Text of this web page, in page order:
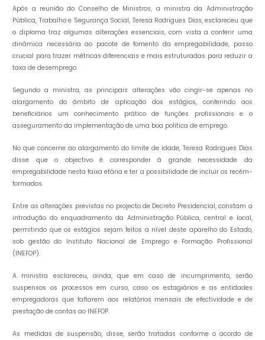
Após a reunião do Conselho de Ministros, a ministra da Administração
Pública, Trabalho e Segurança Social, Teresa Rodrigues Dias, esclareceu que
o diploma traz algumas alterações essenciais, com vista a conferir uma
dinâmica necessária ao pacote de fomento da empregabilidade, passo
crucial para trazer métricas diferenciais e mais estruturadas para reduzir a
taxa de desemprego.
Segundo a ministra, as principais alterações vão cingir-se apenas no
alargamento do âmbito de aplicação dos estágios, conferindo aos
beneficiários um conhecimento prático de funções profissionais e o
asseguramento da implementação de uma boa política de emprego.
No que concerne ao alargamento do limite de idade, Teresa Rodrigues Dias
disse que o objectivo é corresponder à grande necessidade da
empregabilidade nesta faixa etária e ter a possibilidade de incluir os recém-
formados.
Entre as alterações previstas no projecto de Decreto Presidencial, constam a
introdução do enquadramento da Administração Pública, central e local,
permitindo que os estágios sejam feitos a nível deste aparelho do Estado,
sob gestão do Instituto Nacional de Emprego e Formação Profissional
(INEFOP).
A ministra esclareceu, ainda, que em caso de incumprimento, serão
suspensos os processos em curso, caso os estagiários e as entidades
empregadoras que faltarem aos relatórios mensais de efectividade e de
prestação de contas ao INEFOP.
As medidas de suspensão, disse, serão tratadas conforme o acordo de